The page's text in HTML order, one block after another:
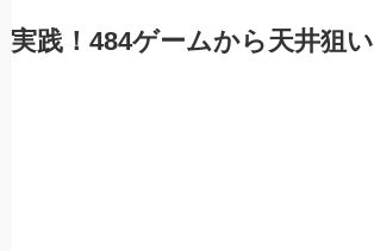
実践！484ゲームから天井狙い